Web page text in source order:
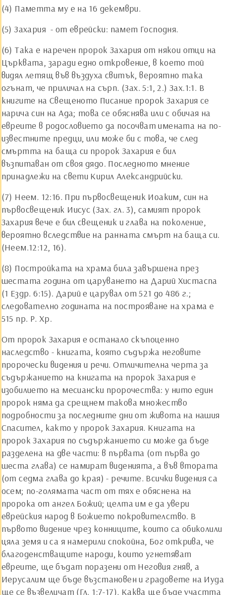
(4) Паметта му е на 16 декември.
(5) Захария - от еврейски: памет Господня.
(6) Така е наречен пророк Захария от някои отци на
Църквата, заради едно откровение, в което той
видял летящ във въздуха свитък, вероятно така
огънат, че приличал на сърп. (Зах. 5:1, 2.) Зах.1:1. В
книгите на Свещеното Писание пророк Захария се
нарича син на Ада; това се обяснява или с обичая на
евреите в родословието да посочват имената на по-
известните предци, или може би с това, че след
смъртта на баща си пророк Захария е бил
възпитаван от своя дядо. Последното мнение
принадлежи на свети Кирил Александрийски.
(7) Неем. 12:16. При първосвещеник Иоаким, син на
първосвещеник Иисус (Зах. гл. 3), самият пророк
Захария вече е бил свещеник и глава на поколение,
вероятно вследствие на ранната смърт на баща си.
(Неем.12:12, 16).
(8) Постройката на храма била завършена през
шестата година от царуването на Дарий Хистаспа
(1 Ездр. 6:15). Дарий е царувал от 521 до 486 г.;
следователно годината на построяване на храма е
515 пр. Р. Хр.
От пророк Захария е останало скъпоценно
наследство - книгата, която съдържа неговите
пророчески видения и речи. Отличителна черта за
съдържанието на книгата на пророк Захария е
изобилието на месиански пророчества: у нито един
пророк няма да срещнем такова множество
подробности за последните дни от живота на нашия
Спасител, както у пророк Захария. Книгата на
пророк Захария по съдържанието си може да бъде
разделена на две части: в първата (от първа до
шеста глава) се намират виденията, а във втората
(от седма глава до края) - речите. Всички видения са
осем; по-голямата част от тях е обяснена на
пророка от ангел Божий; целта им е да увери
еврейския народ в Божието покровителство. В
първото видение чрез конниците, които са обиколили
цяла земя и са я намерили спокойна, Бог открива, че
благоденстващите народи, които угнетяват
евреите, ще бъдат поразени от Неговия гняв, а
Иерусалим ще бъде възстановен и градовете на Иуда
ще се възвеличат (Гл. 1:7-17). Каква ще бъде участта